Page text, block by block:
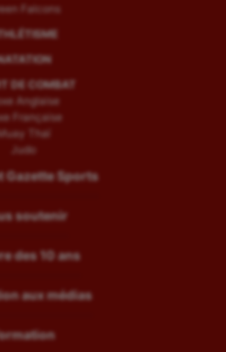
Falcons
DE COMBAT
Anglaise
Française
Thaï
Judo
Gazette Sports
soutenir
des 10 ans
aux médias